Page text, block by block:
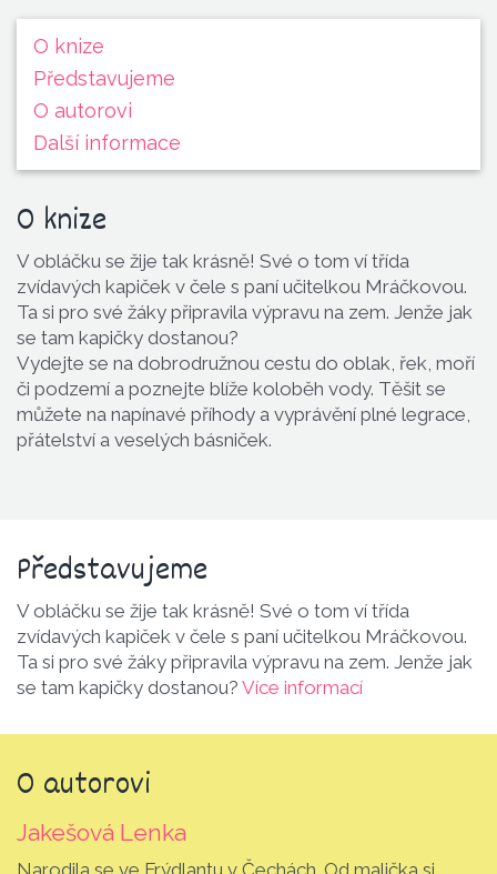
O knize
Představu­jeme
O autorovi
Další informace
O knize
V obláčku se žije tak krásně! Své o tom ví třída
zvídavých kapiček v čele s paní učitelkou Mráčkovou.
Ta si pro své žáky připravila výpravu na zem. Jenže jak
se tam kapičky dostanou?
Vydejte se na dobrodružnou cestu do oblak, řek, moří
či podzemí a poznejte blíže koloběh vody. Těšit se
můžete na napínavé příhody a vyprávění plné legrace,
přátelství a veselých básniček.
Představu­jeme
V obláčku se žije tak krásně! Své o tom ví třída
zvídavých kapiček v čele s paní učitelkou Mráčkovou.
Ta si pro své žáky připravila výpravu na zem. Jenže jak
se tam kapičky dostanou? Více informací
O autorovi
Jakešová Lenka
Narodila se ve Frýdlantu v Čechách. Od malička si